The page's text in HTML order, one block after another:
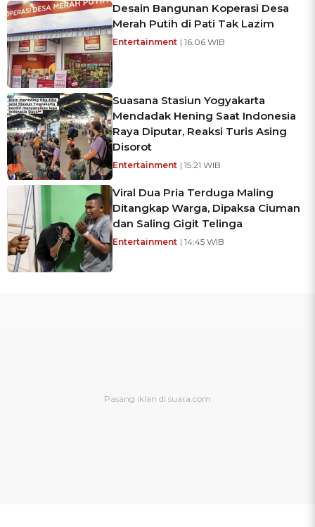
Desain Bangunan Koperasi Desa
Merah Putih di Pati Tak Lazim
Entertainment | 16:06 WIB
Suasana Stasiun Yogyakarta
Mendadak Hening Saat Indonesia
Raya Diputar, Reaksi Turis Asing
Disorot
Entertainment | 15:21 WIB
Viral Dua Pria Terduga Maling
Ditangkap Warga, Dipaksa Ciuman
dan Saling Gigit Telinga
Entertainment | 14:45 WIB